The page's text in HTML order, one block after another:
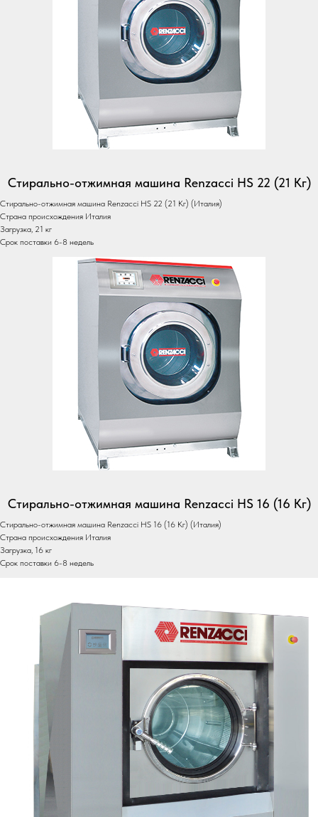
Стирально-отжимная машина Renzacci HS 22 (21 Кг)
Стирально-отжимная машина Renzacci HS 22 (21 Кг) (Италия)
Страна происхождения Италия
Загрузка, 21 кг
Срок поставки 6-8 недель
Стирально-отжимная машина Renzacci HS 16 (16 Кг)
Стирально-отжимная машина Renzacci HS 16 (16 Кг) (Италия)
Страна происхождения Италия
Загрузка, 16 кг
Срок поставки 6-8 недель